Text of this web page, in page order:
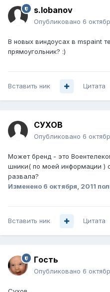
s.lobanov
Опубликовано 6
В новых виндоусах в mspaint
прямоугольник? :)
Вставить ник Цитата
СУХОВ
Опубликовано 6
Может бренд - это
шники( по моей информации )
развала?
Изменено 6 октября, 2011
Вставить ник Цитата
Гoсть
Опубликовано 6